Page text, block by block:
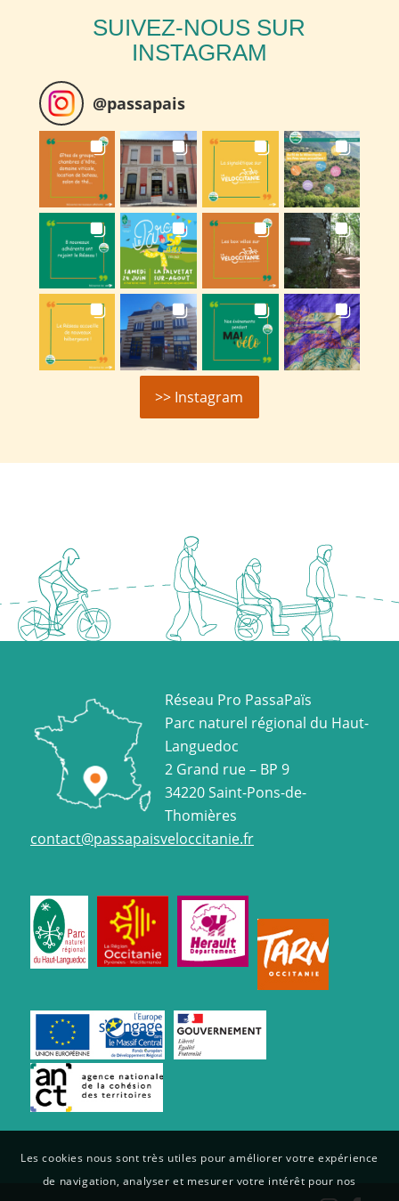
SUIVEZ-NOUS SUR
INSTAGRAM
@passapais
>> Instagram
Réseau Pro PassaPaïs
Parc naturel régional du Haut-
Languedoc
2 Grand rue – BP 9
34220 Saint-Pons-de-
Thomières
contact@passapaisveloccitanie.fr
Les cookies nous sont très utiles pour améliorer votre expérience
de navigation, analyser et mesurer votre intérêt pour nos